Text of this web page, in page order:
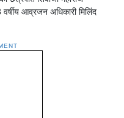
आव्रजन अधिकारी मिलिंद